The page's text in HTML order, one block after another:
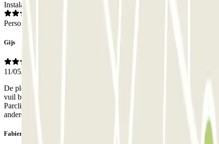
Instalaciones
Personal
Gijs
11/05/2026
De plek oogt niet super prettig omdat het niet overdekt is en er veel
vuil bij de ingang ligt. Maar de auto heeft er 2 weken goed gestaan.
Parclick dacht met ons mee toen onze eerste reservering op een
andere plek tegenviel
Fabien